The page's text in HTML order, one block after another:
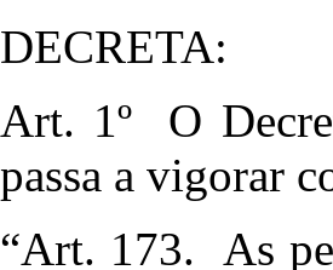
DECRETA:
Art. 1º O
passa a vigorar
“Art. 173. As